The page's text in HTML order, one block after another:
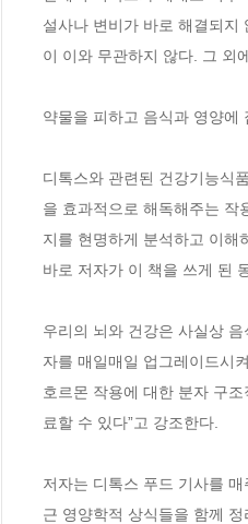
설사나 변비가 바로 해결되지
이 이와 무관하지 않다. 그 외
약물을 피하고 음식과 영양에
디톡스와 관련된 건강기능식
을 효과적으로 해독해주는 작
지를 현명하게 분석하고 이해
바로 저자가 이 책을 쓰게 된
우리의 뇌와 건강은 사실상
자를 매일매일 업그레이드시
호르몬 작용에 대한 분자 구
료할 수 있다”고 강조한다.
저자는 디톡스 푸드 기사를
근 영양학적 상식들을 함께